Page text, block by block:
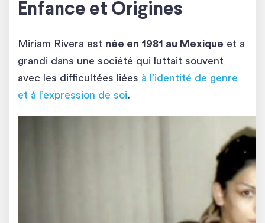
Enfance et Origines
Miriam Rivera est née en 1981 au Mexique et a
grandi dans une société qui luttait souvent
avec les difficultées liées à l’identité de genre
et à l’expression de soi.